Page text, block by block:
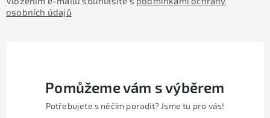
osobních údajů
Pomůžeme vám s výběrem
Potřebujete s něčím poradit? Jsme tu pro vás!